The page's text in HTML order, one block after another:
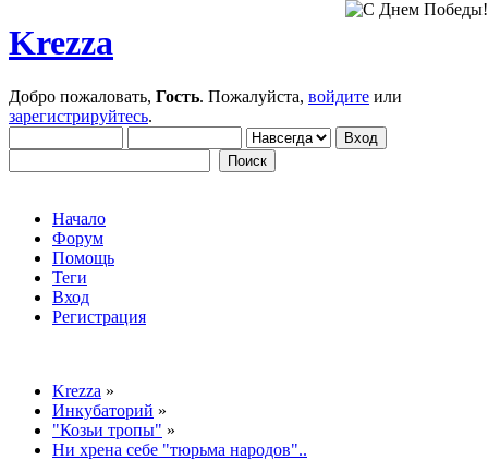
Krezza
Добро пожаловать, Гость. Пожалуйста, войдите или
зарегистрируйтесь.
Начало
Форум
Помощь
Теги
Вход
Регистрация
Krezza »
Инкубаторий »
"Козьи тропы" »
Ни хрена себе "тюрьма народов"..